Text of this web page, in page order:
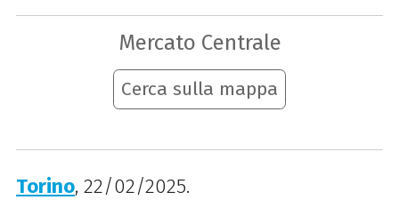
Mercato Centrale
Cerca sulla mappa
Torino, 22/02/2025.